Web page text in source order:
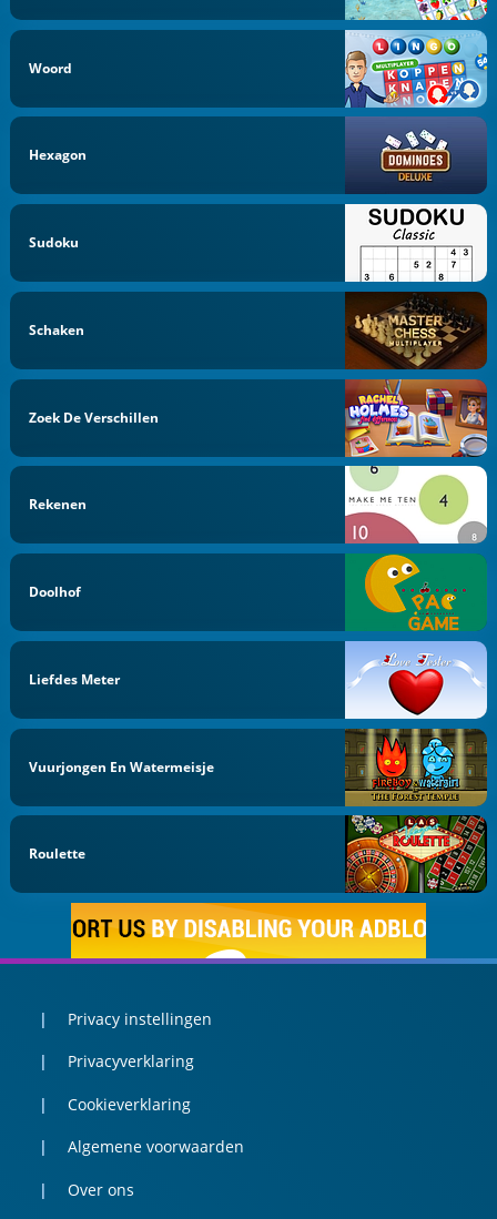
Woord
Hexagon
Sudoku
Schaken
Zoek De Verschillen
Rekenen
Doolhof
Liefdes Meter
Vuurjongen En Watermeisje
Roulette
Privacy instellingen
Privacyverklaring
Cookieverklaring
Algemene voorwaarden
Over ons